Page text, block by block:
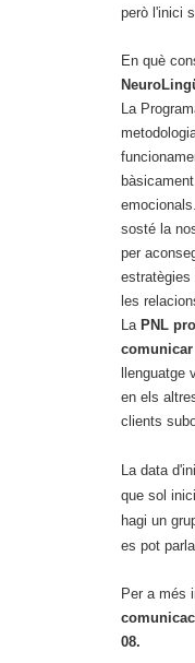
però l'inici
En què
La
sosté la
per
estratègies
les
LaPNL
llenguatge
en els
clients
La data
que sol
hagi un
es pot
Per a més
08.